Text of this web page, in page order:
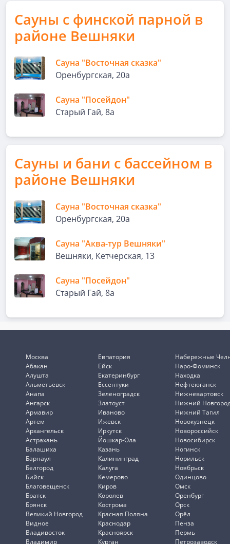
Сауны с финской парной в
районе Вешняки
Сауна "Восточная сказка"
Оренбургская, 20а
Сауна "Посейдон"
Старый Гай, 8а
Сауны и бани с бассейном в
районе Вешняки
Сауна "Восточная сказка"
Оренбургская, 20а
Сауна "Аква-тур Вешняки"
Вешняки, Кетчерская, 13
Сауна "Посейдон"
Старый Гай, 8а
Москва
Абакан
Алушта
Альметьевск
Анапа
Ангарск
Армавир
Артем
Архангельск
Астрахань
Балашиха
Барнаул
Белгород
Бийск
Благовещенск
Братск
Брянск
Великий Новгород
Видное
Владивосток
Владимир
Евпатория
Ейск
Екатеринбург
Ессентуки
Зеленоградск
Златоуст
Иваново
Ижевск
Иркутск
Йошкар-Ола
Казань
Калининград
Калуга
Кемерово
Киров
Королев
Кострома
Красная Поляна
Краснодар
Красноярск
Курган
Набережные
Наро-Фоминск
Находка
Нефтеюганск
Нижневартовск
Нижний
Нижний Тагил
Новокузнецк
Новороссийск
Новосибирск
Ногинск
Норильск
Ноябрьск
Одинцово
Омск
Оренбург
Орск
Орёл
Пенза
Пермь
Петрозаводск